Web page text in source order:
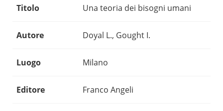
Titolo Una teoria dei bisogni umani
Autore Doyal L., Gought I.
Luogo Milano
Editore Franco Angeli